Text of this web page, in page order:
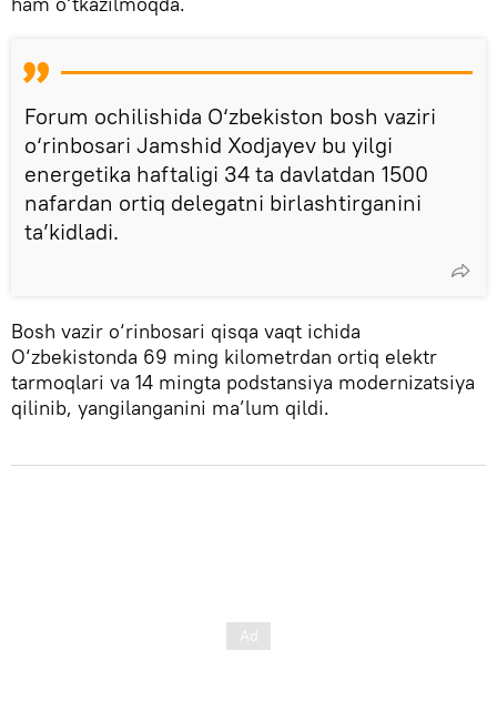
Forum ochilishida O‘zbekiston bosh vaziri
o‘rinbosari Jamshid Xodjayev bu yilgi
energetika haftaligi 34 ta davlatdan 1500
nafardan ortiq delegatni birlashtirganini
ta’kidladi.
Bosh vazir o‘rinbosari qisqa vaqt ichida
O‘zbekistonda 69 ming kilometrdan ortiq elektr
tarmoqlari va 14 mingta podstansiya modernizatsiya
qilinib, yangilanganini ma’lum qildi.